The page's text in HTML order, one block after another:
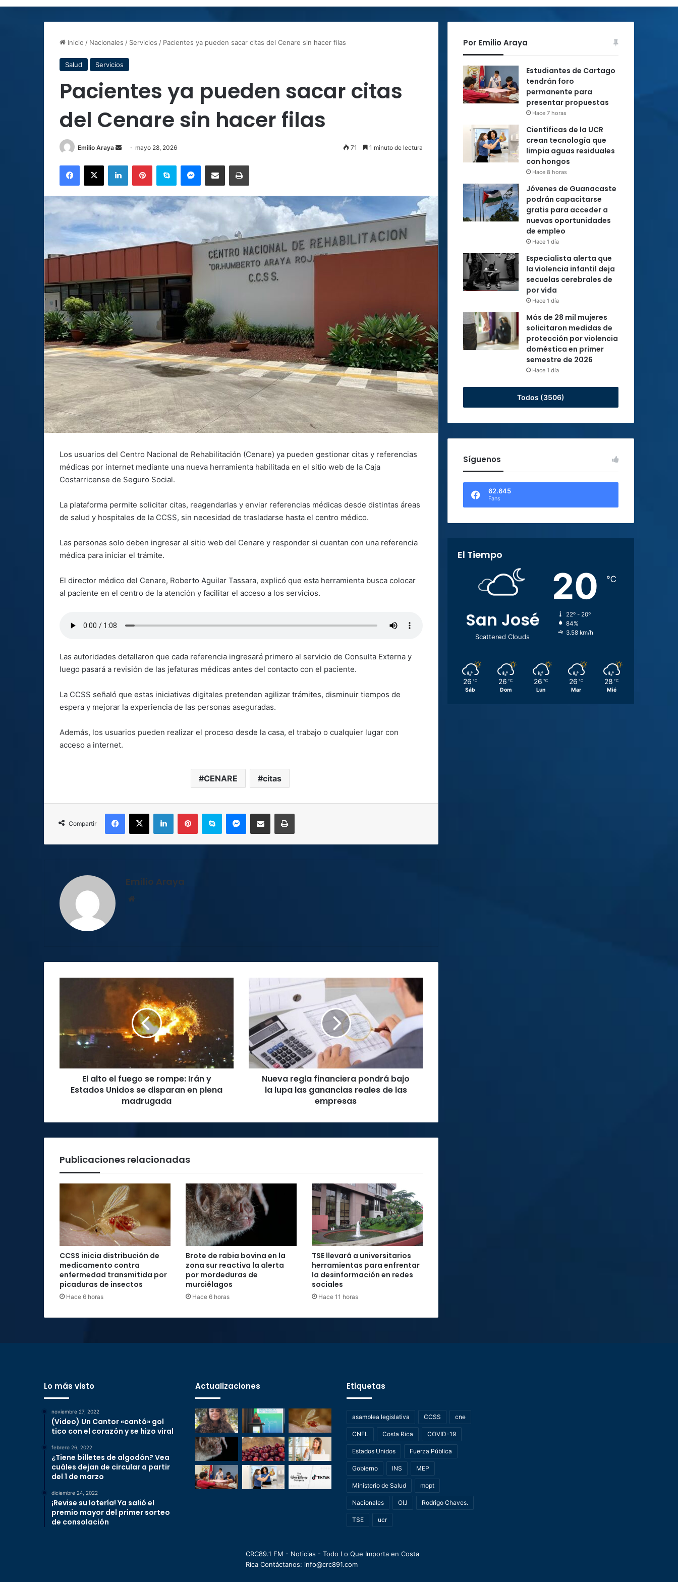
Inicio / Nacionales / Servicios / Pacientes ya pueden sacar citas del Cenare sin hacer filas
Salud Servicios
Pacientes ya pueden sacar citas
del Cenare sin hacer filas
Emilio Araya
Send mayo 28, 2026 71 1 minuto de lectura
Facebook
X LinkedInPinterestSkype MessengerCompartir por correo electrónicoImprimir
Los usuarios del Centro Nacional de Rehabilitación (Cenare) ya pueden gestionar citas y referencias
médicas por internet mediante una nueva herramienta habilitada en el sitio web de la Caja
Costarricense de Seguro Social.
La plataforma permite solicitar citas, reagendarlas y enviar referencias médicas desde distintas áreas
de salud y hospitales de la CCSS, sin necesidad de trasladarse hasta el centro médico.
Las personas solo deben ingresar al sitio web del Cenare y responder si cuentan con una referencia
médica para iniciar el trámite.
El director médico del Cenare, Roberto Aguilar Tassara, explicó que esta herramienta busca colocar
al paciente en el centro de la atención y facilitar el acceso a los servicios.
Las autoridades detallaron que cada referencia ingresará primero al servicio de Consulta Externa y
luego pasará a revisión de las jefaturas médicas antes del contacto con el paciente.
La CCSS señaló que estas iniciativas digitales pretenden agilizar trámites, disminuir tiempos de
espera y mejorar la experiencia de las personas aseguradas.
Además, los usuarios pueden realizar el proceso desde la casa, el trabajo o cualquier lugar con
acceso a internet.
CENARE citas
Compartir
Facebook
X LinkedInPinterestSkype MessengerCompartir por correo electrónicoImprimir
Emilio Araya
rompe:
Irán
Estados
plena
El alto el fuego se rompe: Irán y
Estados Unidos se disparan en plena
madrugada
regla
financiera
pondrá
bajo
la
lupa
las
ganancias
realesNueva regla financiera pondrá bajo
la lupa las ganancias reales de las
empresas
Publicaciones relacionadas
CCSS inicia distribución de
medicamento contra
enfermedad transmitida por
picaduras de insectos
Hace 6 horas
Brote de rabia bovina en la
zona sur reactiva la alerta
por mordeduras de
murciélagos
Hace 6 horas
TSE llevará a universitarios
herramientas para enfrentar
la desinformación en redes
sociales
Hace 11 horas
Por Emilio Araya
Estudiantes de Cartago
tendrán foro
permanente para
presentar propuestas
Hace 7 horas
Científicas de la UCR
crean tecnología que
limpia aguas residuales
con hongos
Hace 8 horas
Jóvenes de Guanacaste
podrán capacitarse
gratis para acceder a
nuevas oportunidades
de empleo
Hace 1 día
Especialista alerta que
la violencia infantil deja
secuelas cerebrales de
por vida
Hace 1 día
Más de 28 mil mujeres
solicitaron medidas de
protección por violencia
doméstica en primer
semestre de 2026
Hace 1 día
Todos (3506)
Síguenos
62.645
Fans
El Tiempo
San José
Scattered Clouds
20 ℃
22º - 20º
84%
3.58 km/h
26 ℃
Sáb
26 ℃
Dom
26 ℃
Lun
26 ℃
Mar
28 ℃
Mié
Lo más visto
noviembre 27, 2022
(Video) Un Cantor «cantó» gol
tico con el corazón y se hizo viral
febrero 26, 2022
¿Tiene billetes de algodón? Vea
cuáles dejan de circular a partir
del 1 de marzo
diciembre 24, 2022
¡Revise su lotería! Ya salió el
premio mayor del primer sorteo
de consolación
Actualizaciones Etiquetas
asamblea legislativa CCSS cne
CNFL Costa Rica COVID-19
Estados Unidos Fuerza Pública
Gobierno INS MEP
Ministerio de Salud mopt
Nacionales OIJ Rodrigo Chaves.
TSE ucr
CRC89.1 FM - Noticias - Todo Lo Que Importa en Costa
Rica Contáctanos: info@crc891.com